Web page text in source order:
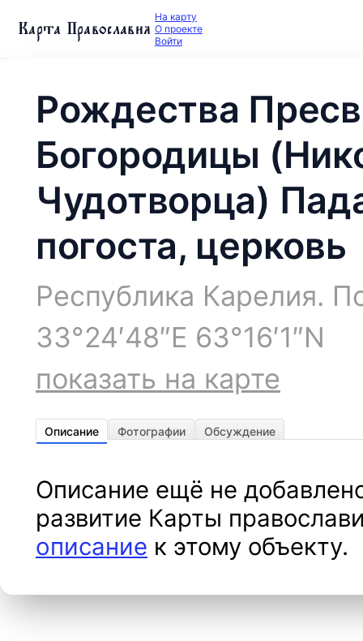
Карта Православия На карту
О проекте
Войти
Рождества
Богородицы
Чудотворца)
погоста, церковь
Республика Карелия.
33°24′48″E 63°16′1″N
показать на карте
Описание Фотографии Обсуждение
Описание ещё не
развитие Карты
описание к этому объекту.